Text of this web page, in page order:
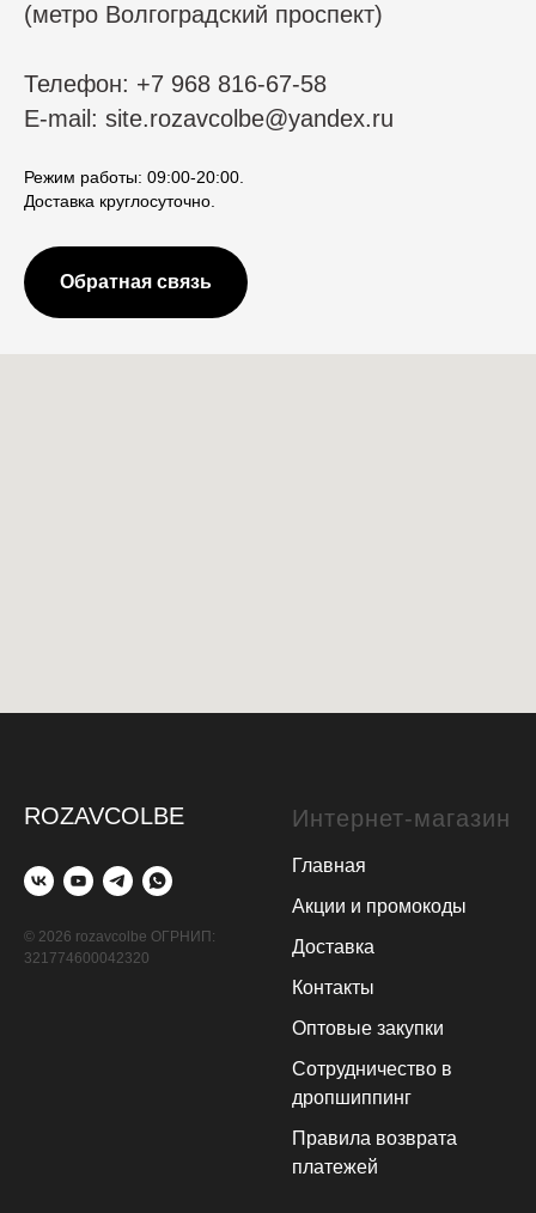
(метро Волгоградский проспект)
Телефон: +7 968 816-67-58
E-mail: site.rozavcolbe@yandex.ru
Режим работы: 09:00-20:00.
Доставка круглосуточно.
Обратная связь
ROZAVCOLBE
© 2026 rozavcolbe ОГРНИП:
321774600042320
Интернет-магазин
Главная
Акции и промокоды
Доставка
Контакты
Оптовые закупки
Сотрудничество в
дропшиппинг
Правила возврата
платежей